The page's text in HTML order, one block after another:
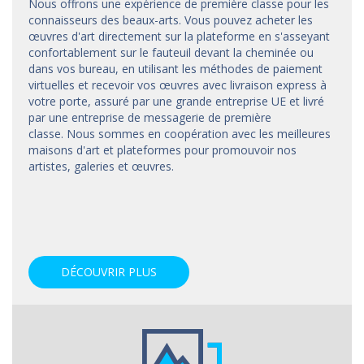
Nous offrons une expérience de première classe pour les
connaisseurs des beaux-arts. Vous pouvez acheter les
œuvres d'art directement sur la plateforme en s'asseyant
confortablement sur le fauteuil devant la cheminée ou
dans vos bureau, en utilisant les méthodes de paiement
virtuelles et recevoir vos œuvres avec livraison express à
votre porte, assuré par une grande entreprise UE et livré
par une entreprise de messagerie de première
classe. Nous sommes en coopération avec les meilleures
maisons d'art et plateformes pour promouvoir nos
artistes, galeries et œuvres.
DÉCOUVRIR PLUS